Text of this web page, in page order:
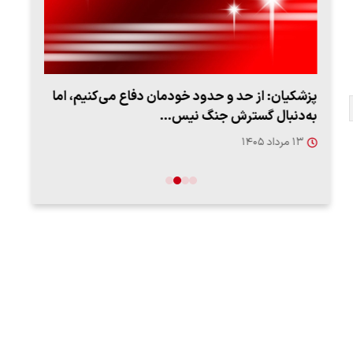
پزشکیان: از حد و حدود خودمان دفاع می‌کنیم، اما
به‌دنبال گسترش جنگ نیس…
۱۳ مرداد ۱۴۰۵